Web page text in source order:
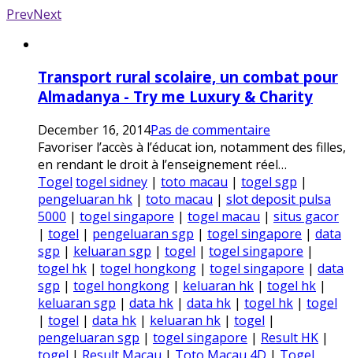
PrevNext
Transport rural scolaire, un combat pour
Almadanya - Try me Luxury & Charity
December 16, 2014Pas de commentaire
Favoriser l’accès à l’éducat ion, notamment des filles,
en rendant le droit à l’enseignement réel…
Togel togel sidney | toto macau | togel sgp |
pengeluaran hk | toto macau | slot deposit pulsa
5000 | togel singapore | togel macau | situs gacor
| togel | pengeluaran sgp | togel singapore | data
sgp | keluaran sgp | togel | togel singapore |
togel hk | togel hongkong | togel singapore | data
sgp | togel hongkong | keluaran hk | togel hk |
keluaran sgp | data hk | data hk | togel hk | togel
| togel | data hk | keluaran hk | togel |
pengeluaran sgp | togel singapore | Result HK |